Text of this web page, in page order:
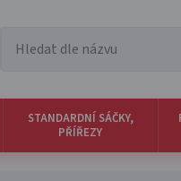
STANDARDNÍ SÁČKY,
PŘÍŘEZY